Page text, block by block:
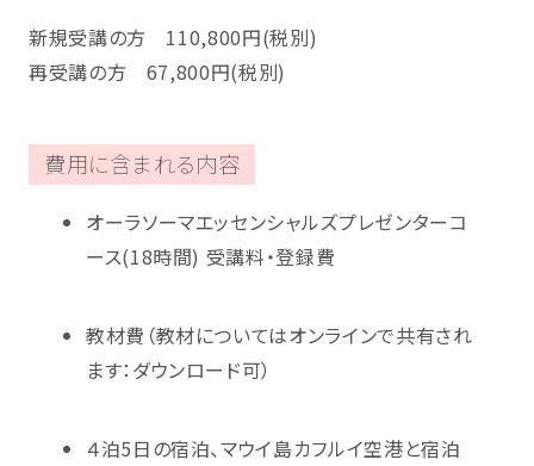
新規受講の方 110,800円(税別)
再受講の方 67,800円(税別)
費用に含まれる内容
オーラソーマエッセンシャルズプレゼンターコ
ース(18時間) 受講料・登録費
教材費（教材についてはオンラインで共有され
ます：ダウンロード可）
４泊5日の宿泊、マウイ島カフルイ空港と宿泊